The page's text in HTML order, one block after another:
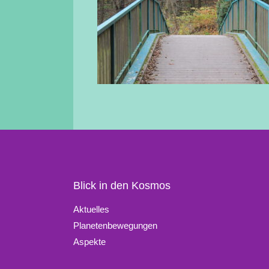
Blick in den Kosmos
Aktuelles
Planetenbewegungen
Aspekte